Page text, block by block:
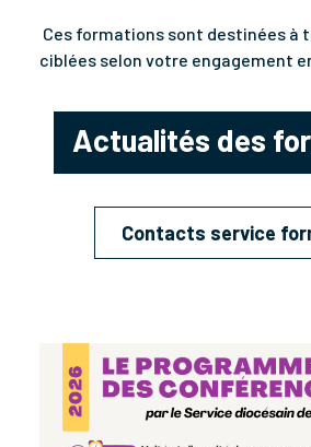
Ces formations sont destinées à
ciblées selon votre engagement
Actualités des
Contacts service